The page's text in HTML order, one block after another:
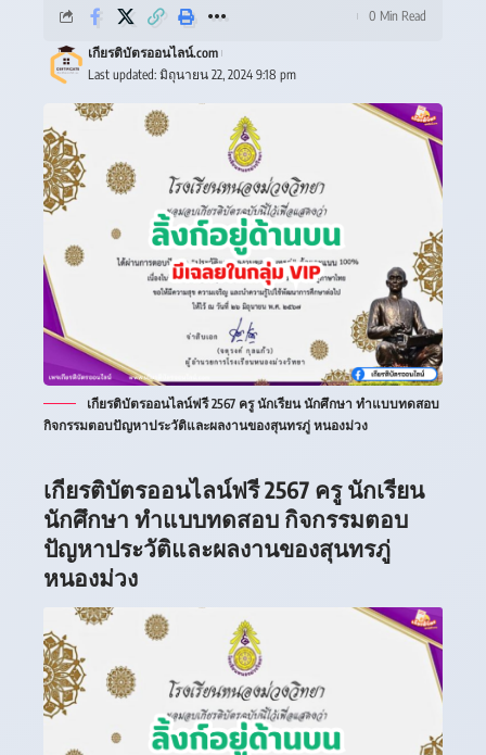
Last updated: มิถุนายน 22, 2024 9:18 pm
เกียรติบัตรออนไลน์.com
0 Min Read
เกียรติบัตรออนไลน์ฟรี 2567 ครู นักเรียน นักศึกษา ทำแบบทดสอบ
กิจกรรมตอบปัญหาประวัติและผลงานของสุนทรภู่ หนองม่วง
เกียรติบัตรออนไลน์ฟรี 2567 ครู นักเรียน
นักศึกษา ทำแบบทดสอบ กิจกรรมตอบ
ปัญหาประวัติและผลงานของสุนทรภู่
หนองม่วง